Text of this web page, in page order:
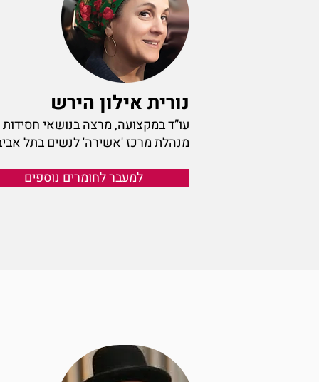
נורית אילון הירש
עו”ד במקצועה, מרצה בנושאי
מנהלת מרכז 'אשירה' לנשים בתל
למעבר לחומרים נוספים